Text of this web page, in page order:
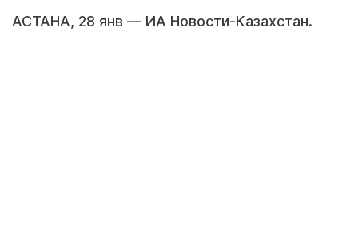
АСТАНА, 28 янв — ИА Новости-Казахстан.